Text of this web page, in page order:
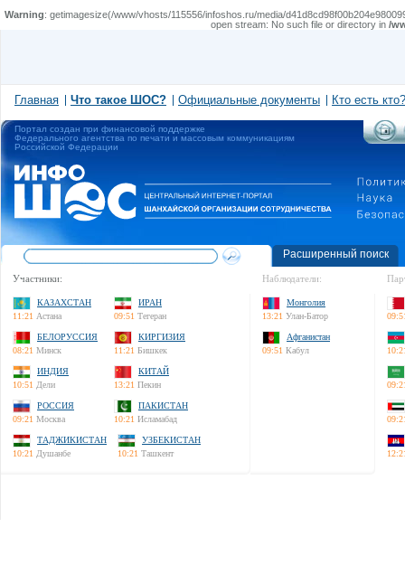
Warning: getimagesize(/www/vhosts/115556/infoshos.ru/media/
open stream: No such file or directory in /
Главная Что такое ШОС? Официальные документы Кто есть кто?
Портал создан при финансовой поддержке
Федерального агентства по печати и массовым коммуникациям
Российской Федерации
Расширенный поиск
Участники:
КАЗАХСТАН
11:21 Астана
ИРАН
09:51 Тегеран
БЕЛОРУССИЯ
08:21 Минск
КИРГИЗИЯ
11:21 Бишкек
ИНДИЯ
10:51 Дели
КИТАЙ
13:21 Пекин
РОССИЯ
09:21 Москва
ПАКИСТАН
10:21 Исламабад
ТАДЖИКИСТАН
10:21 Душанбе
УЗБЕКИСТАН
10:21 Ташкент
Наблюдатели:
Монголия
13:21 Улан-Батор
Афганистан
09:51 Кабул